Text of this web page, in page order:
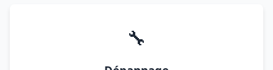
🔧